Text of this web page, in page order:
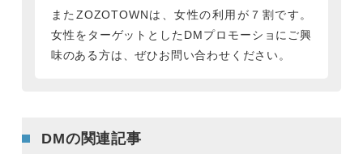
またZOZOTOWNは、女性の利用が７割です。
女性をターゲットとしたDMプロモーショにご興
味のある方は、ぜひお問い合わせください。
DMの関連記事